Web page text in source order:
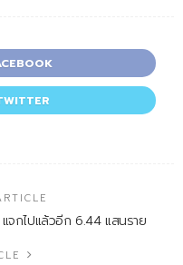
กไปแล้วอีก 6.44 แสนราย